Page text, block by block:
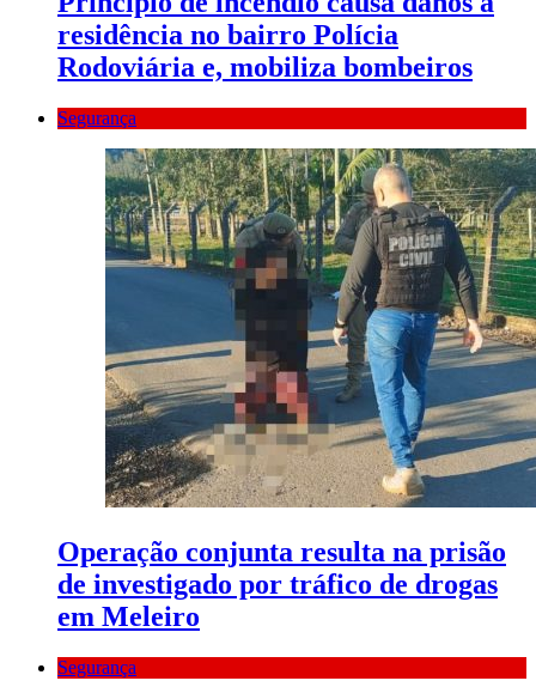
residência no bairro Polícia
Rodoviária e, mobiliza bombeiros
Segurança
Operação conjunta resulta na prisão
de investigado por tráfico de drogas
em Meleiro
Segurança